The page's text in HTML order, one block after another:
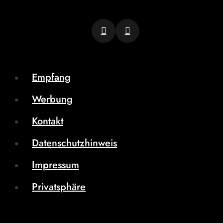
Empfang
Werbung
Kontakt
Datenschutzhinweis
Impressum
Privatsphäre